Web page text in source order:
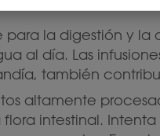
para la digestión y la
al día. Las
también
altamente
intestinal.